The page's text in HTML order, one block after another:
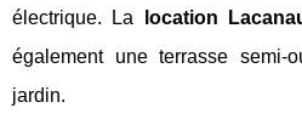
électrique. La
location
également une terrasse semi-
jardin.